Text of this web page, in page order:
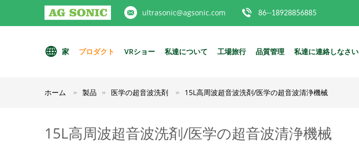
ultrasonic@agsonic.com 86--18928856885
家 プロダクト VRショー 私達について 工場旅行 品質管理 私達に連絡しなさい
ホーム 製品 医学の超音波洗剤 15L高周波超音波洗剤/医学の超音波清浄機械
15L高周波超音波洗剤/医学の超音波清浄機械